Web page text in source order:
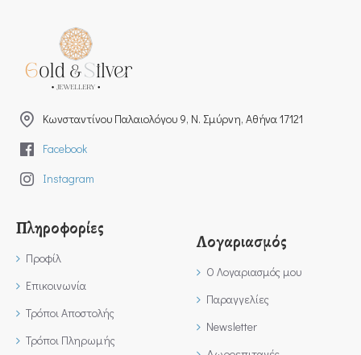
Kωνσταντίνου Παλαιολόγου 9, Ν. Σμύρνη, Αθήνα 17121
Facebook
Instagram
Πληροφορίες
Προφίλ
Επικοινωνία
Τρόποι Αποστολής
Τρόποι Πληρωμής
Λογαριασμός
Ο Λογαριασμός μου
Παραγγελίες
Newsletter